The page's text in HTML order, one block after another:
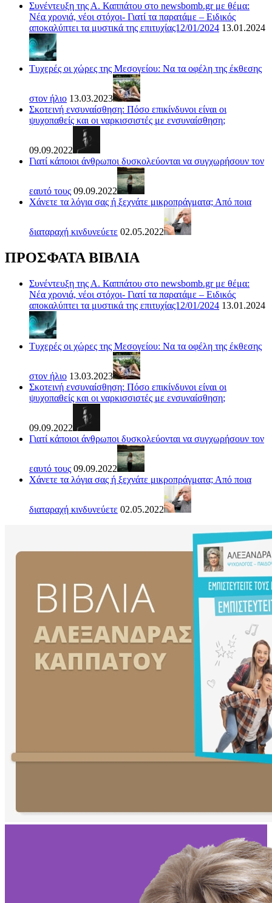
Συνέντευξη της Α. Καππάτου στο newsbomb.gr με θέμα:
Νέα χρονιά, νέοι στόχοι- Γιατί τα παρατάμε – Ειδικός
αποκαλύπτει τα μυστικά της επιτυχίας12/01/2024 13.01.2024
Τυχερές οι χώρες της Μεσογείου: Να τα οφέλη της έκθεσης
στον ήλιο 13.03.2023
Σκοτεινή ενσυναίσθηση: Πόσο επικίνδυνοι είναι οι
ψυχοπαθείς και οι ναρκισσιστές με ενσυναίσθηση;
09.09.2022
Γιατί κάποιοι άνθρωποι δυσκολεύονται να συγχωρήσουν τον
εαυτό τους 09.09.2022
Χάνετε τα λόγια σας ή ξεχνάτε μικροπράγματα; Από ποια
διαταραχή κινδυνεύετε 02.05.2022
ΠΡΟΣΦΑΤΑ ΒΙΒΛΙΑ
Συνέντευξη της Α. Καππάτου στο newsbomb.gr με θέμα:
Νέα χρονιά, νέοι στόχοι- Γιατί τα παρατάμε – Ειδικός
αποκαλύπτει τα μυστικά της επιτυχίας12/01/2024 13.01.2024
Τυχερές οι χώρες της Μεσογείου: Να τα οφέλη της έκθεσης
στον ήλιο 13.03.2023
Σκοτεινή ενσυναίσθηση: Πόσο επικίνδυνοι είναι οι
ψυχοπαθείς και οι ναρκισσιστές με ενσυναίσθηση;
09.09.2022
Γιατί κάποιοι άνθρωποι δυσκολεύονται να συγχωρήσουν τον
εαυτό τους 09.09.2022
Χάνετε τα λόγια σας ή ξεχνάτε μικροπράγματα; Από ποια
διαταραχή κινδυνεύετε 02.05.2022